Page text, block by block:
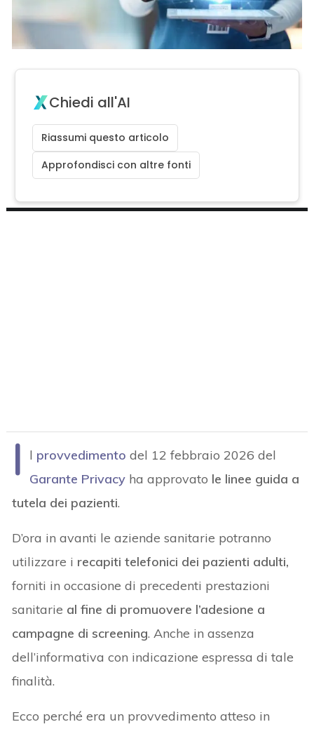
Chiedi all'AI
Riassumi questo articolo
Approfondisci con altre fonti
I l provvedimento del 12 febbraio 2026 del
Garante Privacy ha approvato le linee guida a
tutela dei pazienti.
D’ora in avanti le aziende sanitarie potranno
utilizzare i recapiti telefonici dei pazienti adulti,
forniti in occasione di precedenti prestazioni
sanitarie al fine di promuovere l’adesione a
campagne di screening. Anche in assenza
dell’informativa con indicazione espressa di tale
finalità.
Ecco perché era un provvedimento atteso in